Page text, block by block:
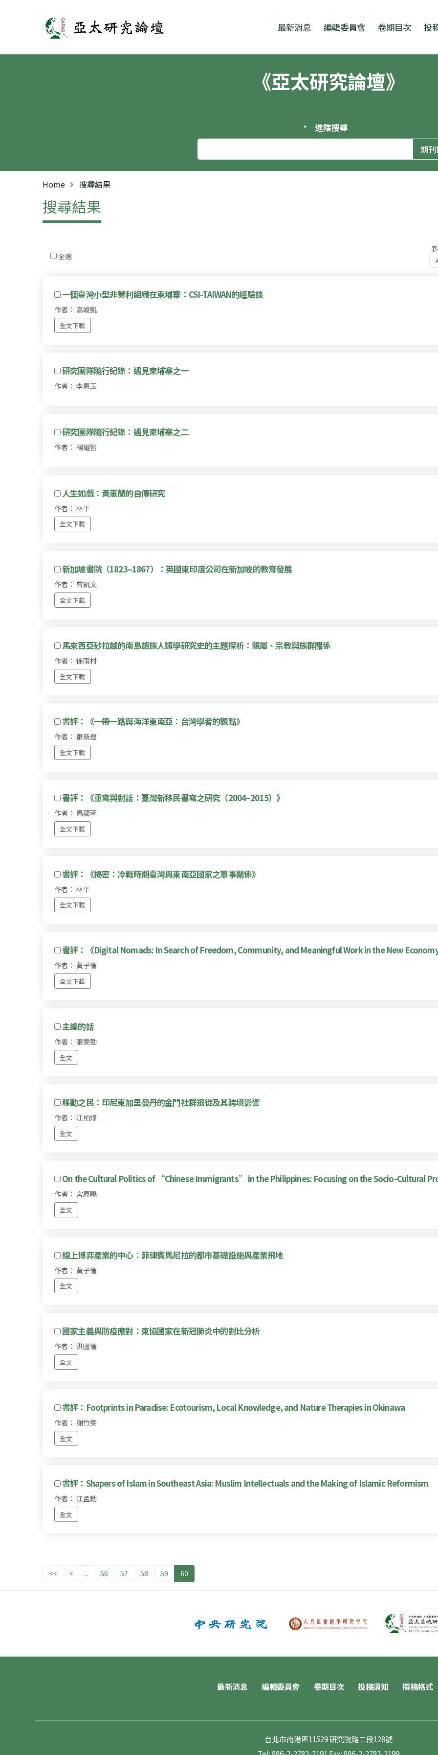
亞太研究論壇 最新消息 編輯委員會 卷期目次 投
《亞太研究論壇》
進階搜尋
Home 搜尋結果
搜尋結果
全選
一個臺灣小型非營利組織在柬埔寨：CSI-TAIWAN的經驗談
作者： 高峻凱
全文下載
研究團隊隨行紀錄：遇見柬埔寨之一
作者： 李恩玉
研究團隊隨行紀錄：遇見柬埔寨之二
作者： 楊耀智
人生如戲：黃蕙蘭的自傳研究
作者： 林平
全文下載
新加坡書院（1823–1867）：英國東印度公司在新加坡的教育發展
作者： 曾凱文
全文下載
馬來西亞砂拉越的南島語族人類學研究史的主題探析：親屬、宗教與族群關係
作者： 徐雨村
全文下載
書評：《一帶一路與海洋東南亞：台灣學者的觀點》
作者： 蕭新煌
全文下載
書評：《重寫與對話：臺灣新移民書寫之研究（2004–2015）》
作者： 馬藹萱
全文下載
書評：《揭密：冷戰時期臺灣與東南亞國家之軍事關係》
作者： 林平
全文下載
書評：《Digital Nomads: In Search of Freedom, Community, and Meaningful Work in the New
作者： 黃子倫
全文下載
主編的話
作者： 張雯勤
全文
移動之民：印尼東加里曼丹的金門社群遷徙及其跨境影響
作者： 江柏煒
全文
On the Cultural Politics of “Chinese Immigrants” in the Philippines: Focusing on the Socio-Cultural
作者： 宮原曉
全文
線上博弈產業的中心：菲律賓馬尼拉的都市基礎設施與產業飛地
作者： 黃子倫
全文
國家主義與防疫應對：東協國家在新冠肺炎中的對比分析
作者： 洪國倫
全文
書評：Footprints in Paradise: Ecotourism, Local Knowledge, and Nature Therapies in Okinawa
作者： 謝竹雯
全文
書評：Shapers of Islam in Southeast Asia: Muslim Intellectuals and the Making of Islamic Reformism
作者： 江孟勳
全文
<< < .. 56 57 58 59 60
最新消息 編輯委員會 卷期目次 投稿須知 撰稿格式
台北市南港區11529 研究院路二段128號